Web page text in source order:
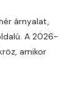
árnyalat,
A 2026-
amikor